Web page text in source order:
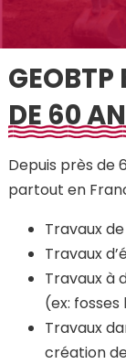
GEOBTP
DE 60
Depuis près de
partout en
Travaux
Travaux
Travaux à
(ex: fosses
Travaux
création